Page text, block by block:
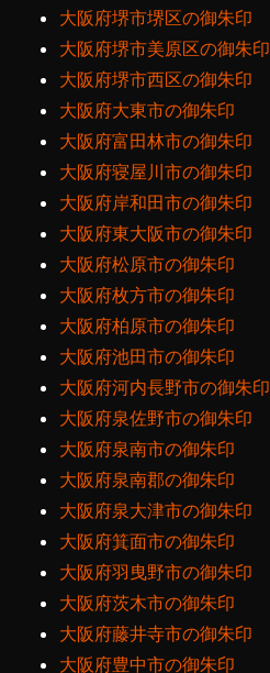
大阪府堺市堺区の御朱印
大阪府堺市美原区の御朱印
大阪府堺市西区の御朱印
大阪府大東市の御朱印
大阪府富田林市の御朱印
大阪府寝屋川市の御朱印
大阪府岸和田市の御朱印
大阪府東大阪市の御朱印
大阪府松原市の御朱印
大阪府枚方市の御朱印
大阪府柏原市の御朱印
大阪府池田市の御朱印
大阪府河内長野市の御朱印
大阪府泉佐野市の御朱印
大阪府泉南市の御朱印
大阪府泉南郡の御朱印
大阪府泉大津市の御朱印
大阪府箕面市の御朱印
大阪府羽曳野市の御朱印
大阪府茨木市の御朱印
大阪府藤井寺市の御朱印
大阪府豊中市の御朱印